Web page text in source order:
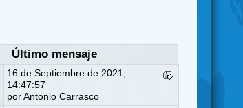
Último mensaje
16 de Septiembre de 2021,
14:47:57
porAntonio Carrasco